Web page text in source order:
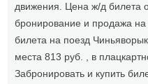
движения. Цена ж/д билета
бронирование и продажа
билета на поезд
места 813 руб. , в
Забронировать и купить